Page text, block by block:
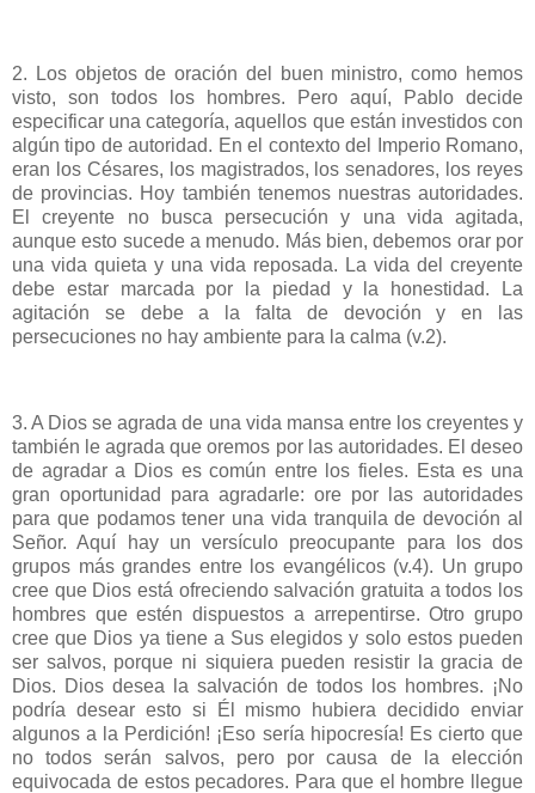
2. Los objetos de oración del buen ministro, como hemos
visto, son todos los hombres. Pero aquí, Pablo decide
especificar una categoría, aquellos que están investidos con
algún tipo de autoridad. En el contexto del Imperio Romano,
eran los Césares, los magistrados, los senadores, los reyes
de provincias. Hoy también tenemos nuestras autoridades.
El creyente no busca persecución y una vida agitada,
aunque esto sucede a menudo. Más bien, debemos orar por
una vida quieta y una vida reposada. La vida del creyente
debe estar marcada por la piedad y la honestidad. La
agitación se debe a la falta de devoción y en las
persecuciones no hay ambiente para la calma (v.2).
3. A Dios se agrada de una vida mansa entre los creyentes y
también le agrada que oremos por las autoridades. El deseo
de agradar a Dios es común entre los fieles. Esta es una
gran oportunidad para agradarle: ore por las autoridades
para que podamos tener una vida tranquila de devoción al
Señor. Aquí hay un versículo preocupante para los dos
grupos más grandes entre los evangélicos (v.4). Un grupo
cree que Dios está ofreciendo salvación gratuita a todos los
hombres que estén dispuestos a arrepentirse. Otro grupo
cree que Dios ya tiene a Sus elegidos y solo estos pueden
ser salvos, porque ni siquiera pueden resistir la gracia de
Dios. Dios desea la salvación de todos los hombres. ¡No
podría desear esto si Él mismo hubiera decidido enviar
algunos a la Perdición! ¡Eso sería hipocresía! Es cierto que
no todos serán salvos, pero por causa de la elección
equivocada de estos pecadores. Para que el hombre llegue